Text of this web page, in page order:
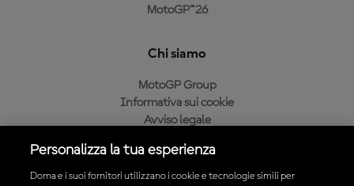
MotoGP™26
Chi siamo
MotoGP Group
Informativa sui cookie
Avviso legale
Condizioni di acquisto
Personalizza la tua esperienza
Dorna e i suoi fornitori utilizzano i cookie e tecnologie simili per